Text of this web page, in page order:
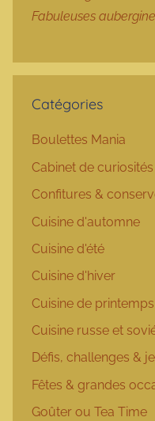
Fabuleuses
Catégories
Boulettes Mania
Cabinet de curiosités
Confitures &
Cuisine d'automne
Cuisine d'été
Cuisine d'hiver
Cuisine de printemps
Cuisine russe et
Défis, challenges &
Fêtes & grandes
Goûter ou Tea Time